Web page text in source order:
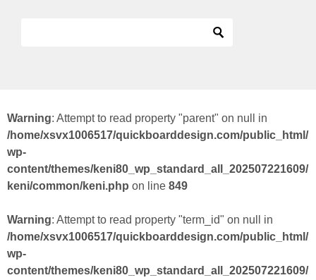
Warning: Attempt to read property "parent" on null in
/home/xsvx1006517/quickboarddesign.com/public_html/
wp-
content/themes/keni80_wp_standard_all_202507221609/
keni/common/keni.php on line 849
Warning: Attempt to read property "term_id" on null in
/home/xsvx1006517/quickboarddesign.com/public_html/
wp-
content/themes/keni80_wp_standard_all_202507221609/